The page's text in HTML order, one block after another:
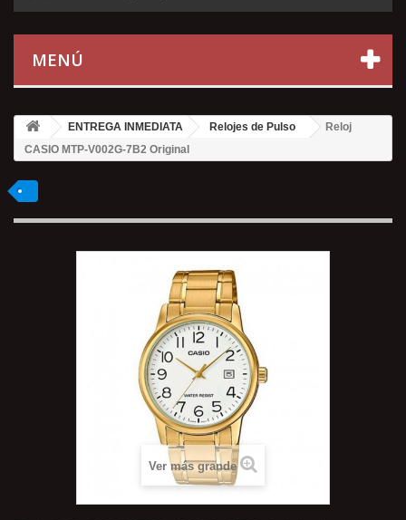
MENÚ
ENTREGA INMEDIATA Relojes de Pulso
Reloj
CASIO MTP-V002G-7B2 Original
Ver más grande